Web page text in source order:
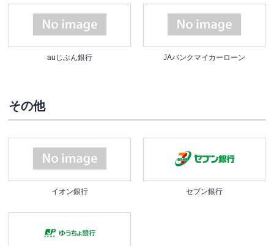
auじぶん銀行 JAバンクマイカーローン
その他
イオン銀行 セブン銀行